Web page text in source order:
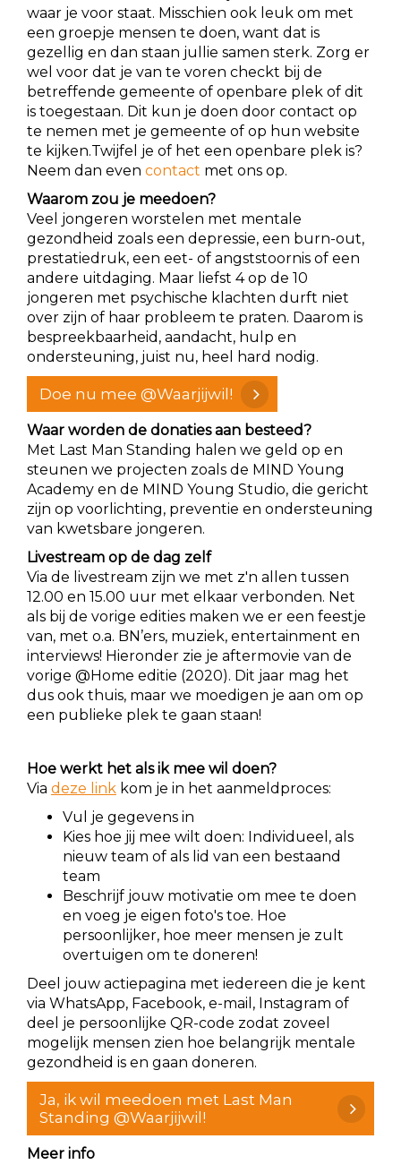
waar je voor staat. Misschien ook leuk om met
een groepje mensen te doen, want dat is
gezellig en dan staan jullie samen sterk. Zorg er
wel voor dat je van te voren checkt bij de
betreffende gemeente of openbare plek of dit
is toegestaan. Dit kun je doen door contact op
te nemen met je gemeente of op hun website
te kijken.Twijfel je of het een openbare plek is?
Neem dan even contact met ons op.
Waarom zou je meedoen?
Veel jongeren worstelen met mentale
gezondheid zoals een depressie, een burn-out,
prestatiedruk, een eet- of angststoornis of een
andere uitdaging. Maar liefst 4 op de 10
jongeren met psychische klachten durft niet
over zijn of haar probleem te praten. Daarom is
bespreekbaarheid, aandacht, hulp en
ondersteuning, juist nu, heel hard nodig.
Doe nu mee @Waarjijwil!
Waar worden de donaties aan besteed?
Met Last Man Standing halen we geld op en
steunen we projecten zoals de MIND Young
Academy en de MIND Young Studio, die gericht
zijn op voorlichting, preventie en ondersteuning
van kwetsbare jongeren.
Livestream op de dag zelf
Via de livestream zijn we met z'n allen tussen
12.00 en 15.00 uur met elkaar verbonden. Net
als bij de vorige edities maken we er een feestje
van, met o.a. BN’ers, muziek, entertainment en
interviews! Hieronder zie je aftermovie van de
vorige @Home editie (2020). Dit jaar mag het
dus ook thuis, maar we moedigen je aan om op
een publieke plek te gaan staan!
Hoe werkt het als ik mee wil doen?
Via deze link kom je in het aanmeldproces:
Vul je gegevens in
Kies hoe jij mee wilt doen: Individueel, als
nieuw team of als lid van een bestaand
team
Beschrijf jouw motivatie om mee te doen
en voeg je eigen foto's toe. Hoe
persoonlijker, hoe meer mensen je zult
overtuigen om te doneren!
Deel jouw actiepagina met iedereen die je kent
via WhatsApp, Facebook, e-mail, Instagram of
deel je persoonlijke QR-code zodat zoveel
mogelijk mensen zien hoe belangrijk mentale
gezondheid is en gaan doneren.
Ja, ik wil meedoen met Last Man
Standing @Waarjijwil!
Meer info